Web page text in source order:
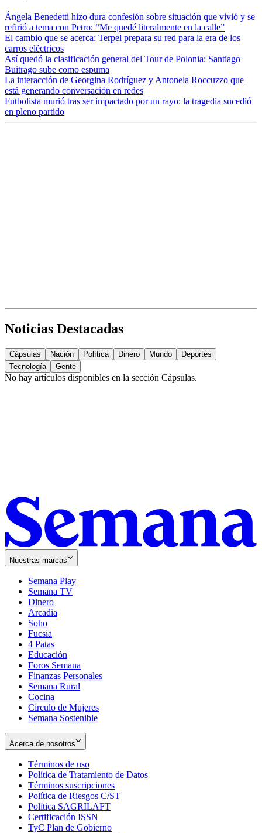
Ángela Benedetti hizo dura confesión sobre situación que vivió y se
refirió a tema con Petro: “Me quedé literalmente en la calle”
El cambio que se acerca: Terpel prepara su red para la era de los
carros eléctricos
Así quedó la clasificación general del Tour de Polonia: Santiago
Buitrago sube como espuma
La interacción de Georgina Rodríguez y Antonela Roccuzzo que
está generando conversación en redes
Futbolista murió tras ser impactado por un rayo: la tragedia sucedió
en pleno partido
Noticias Destacadas
Cápsulas Nación Política Dinero Mundo
Deportes
Tecnología
Gente
No hay artículos disponibles en la sección Cápsulas.
Nuestras marcas
Semana Play
Semana TV
Dinero
Arcadia
Soho
in
new
window
Fucsia
in
new
window
4 Patas
Educación
Foros Semana
Finanzas Personales
Semana Rural
Cocina
Círculo de Mujeres
Semana Sostenible
Acerca de nosotros
Términos de uso
in
new
window
Política de Tratamiento de Datos
Términos suscripciones
in
Política de Riesgos C/ST
Política SAGRILAFT
new
Certificación ISSN
in
TyC Plan de Gobierno